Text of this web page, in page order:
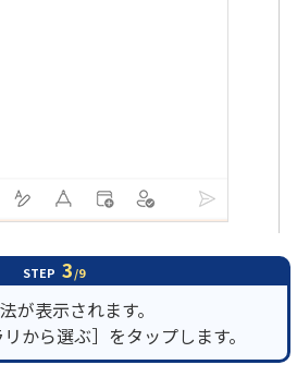
STEP 3/9
が表示されます。
から選ぶ］をタップします。